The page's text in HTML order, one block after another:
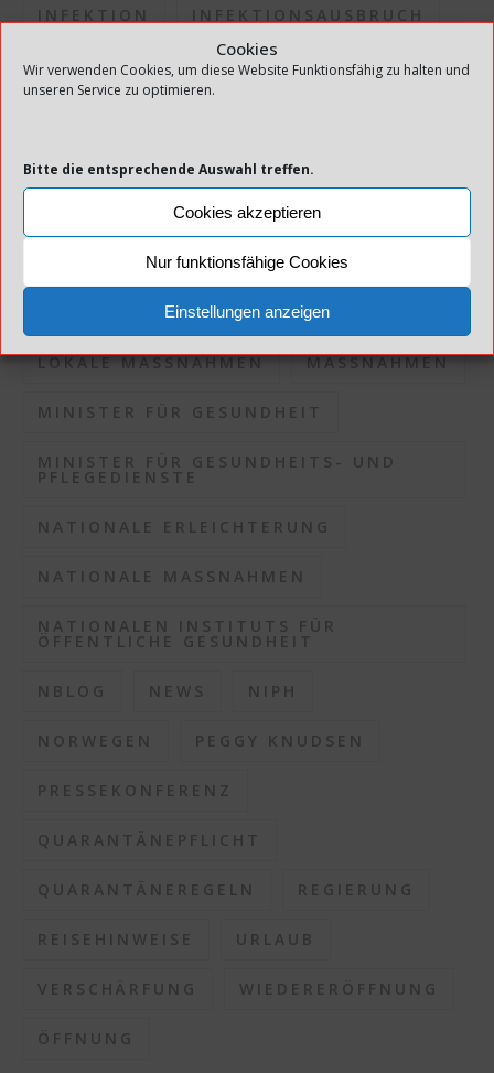
Cookies
Wir verwenden Cookies, um diese Website Funktionsfähig zu halten und
unseren Service zu optimieren.
Bitte die entsprechende Auswahl treffen.
Cookies akzeptieren
Nur funktionsfähige Cookies
Einstellungen anzeigen
INFEKTION INFEKTIONSAUSBRUCH
INFEKTIONSDRUCK
INFEKTIONSRISIKO
INFEKTIONSSITUATION KOMMUNEN
KORONAPANDEMIE
KORONASITUATION
LOKALE MASSNAHMEN MASSNAHMEN
MINISTER FÜR GESUNDHEIT
MINISTER FÜR GESUNDHEITS- UND
PFLEGEDIENSTE
NATIONALE ERLEICHTERUNG
NATIONALE MASSNAHMEN
NATIONALEN INSTITUTS FÜR
ÖFFENTLICHE GESUNDHEIT
NBLOG NEWS NIPH
NORWEGEN PEGGY KNUDSEN
PRESSEKONFERENZ
QUARANTÄNEPFLICHT
QUARANTÄNEREGELN REGIERUNG
REISEHINWEISE URLAUB
VERSCHÄRFUNG WIEDERERÖFFNUNG
ÖFFNUNG